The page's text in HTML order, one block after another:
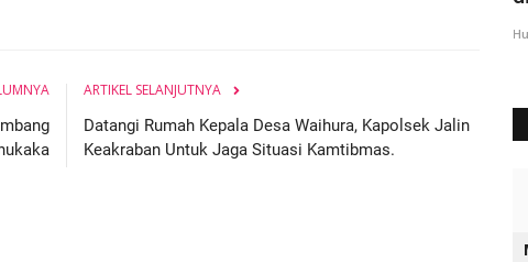
ARTIKEL SELANJUTNYA
Datangi Rumah Kepala Desa Waihura, Kapolsek Jalin
Keakraban Untuk Jaga Situasi Kamtibmas.